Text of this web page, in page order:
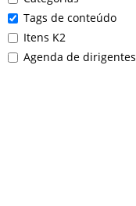
Tags de conteúdo
Itens K2
Agenda de dirigentes